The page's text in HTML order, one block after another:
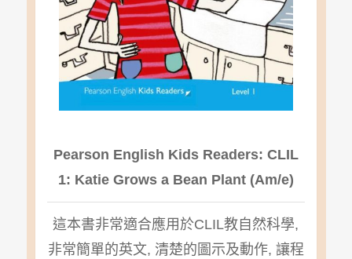
Pearson English Kids Readers: CLIL
1: Katie Grows a Bean Plant (Am/e)
這本書非常適合應用於CLIL教自然科學,
非常簡單的英文, 清楚的圖示及動作, 讓程